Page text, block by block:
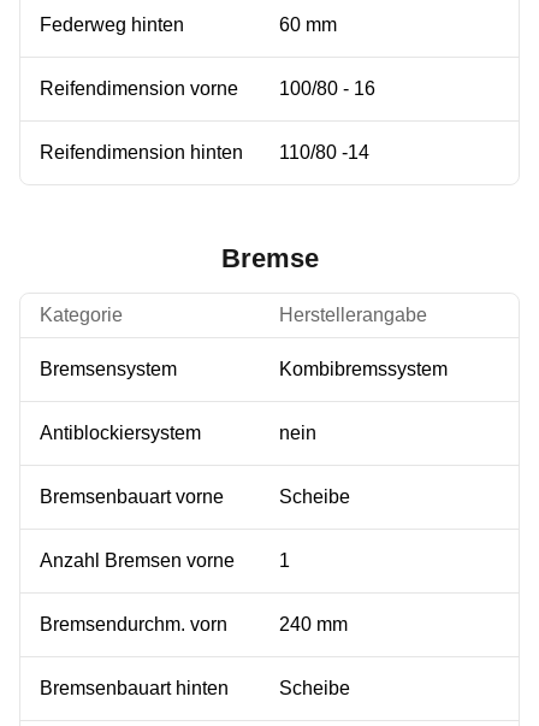
Federweg hinten 60 mm
Reifendimension vorne 100/80 - 16
Reifendimension hinten 110/80 -14
Bremse
Kategorie Herstellerangabe
Bremsensystem Kombibremssystem
Antiblockiersystem nein
Bremsenbauart vorne Scheibe
Anzahl Bremsen vorne 1
Bremsendurchm. vorn 240 mm
Bremsenbauart hinten Scheibe